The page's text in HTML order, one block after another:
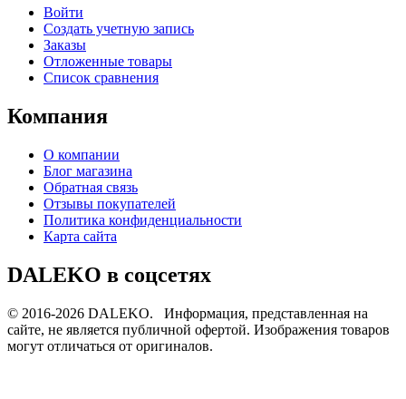
Войти
Создать учетную запись
Заказы
Отложенные товары
Список сравнения
Компания
О компании
Блог магазина
Обратная связь
Отзывы покупателей
Политика конфиденциальности
Карта сайта
DALEKO в соцсетях
© 2016-2026 DALEKO. Информация, представленная на
сайте, не является публичной офертой. Изображения товаров
могут отличаться от оригиналов.